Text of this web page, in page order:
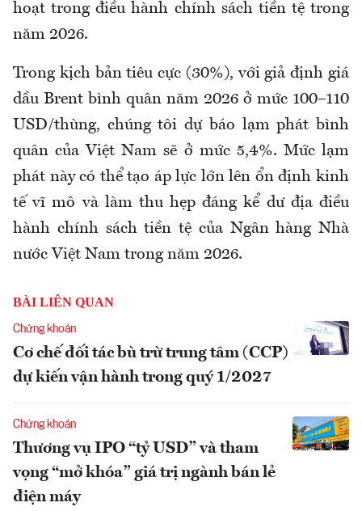
hoạt trong điều hành chính sách tiền tệ trong
năm 2026.
Trong kịch bản tiêu cực (30%), với giả định giá
dầu Brent bình quân năm 2026 ở mức 100–110
USD/thùng, chúng tôi dự báo lạm phát bình
quân của Việt Nam sẽ ở mức 5,4%. Mức lạm
phát này có thể tạo áp lực lớn lên ổn định kinh
tế vĩ mô và làm thu hẹp đáng kể dư địa điều
hành chính sách tiền tệ của Ngân hàng Nhà
nước Việt Nam trong năm 2026.
BÀI LIÊN QUAN
Chứng khoán
Cơ chế đối tác bù trừ trung tâm (CCP)
dự kiến vận hành trong quý 1/2027
Chứng khoán
Thương vụ IPO “tỷ USD” và tham
vọng “mở khóa” giá trị ngành bán lẻ
điện máy